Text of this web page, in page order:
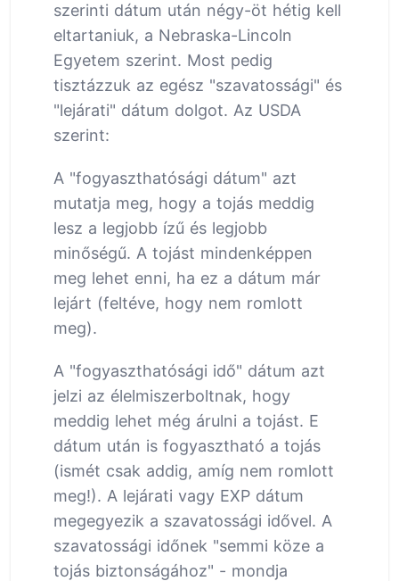
szerinti dátum után négy-öt hétig kell
eltartaniuk, a Nebraska-Lincoln
Egyetem szerint. Most pedig
tisztázzuk az egész "szavatossági" és
"lejárati" dátum dolgot. Az USDA
szerint:
A "fogyaszthatósági dátum" azt
mutatja meg, hogy a tojás meddig
lesz a legjobb ízű és legjobb
minőségű. A tojást mindenképpen
meg lehet enni, ha ez a dátum már
lejárt (feltéve, hogy nem romlott
meg).
A "fogyaszthatósági idő" dátum azt
jelzi az élelmiszerboltnak, hogy
meddig lehet még árulni a tojást. E
dátum után is fogyasztható a tojás
(ismét csak addig, amíg nem romlott
meg!). A lejárati vagy EXP dátum
megegyezik a szavatossági idővel. A
szavatossági időnek "semmi köze a
tojás biztonságához" - mondja